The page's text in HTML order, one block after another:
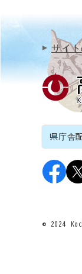
サイ
県庁舎
© 2024